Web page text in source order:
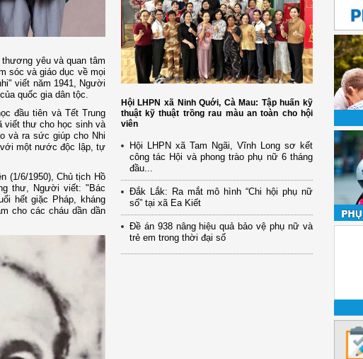
yêu và quan tâm
sóc và giáo dục về mọi
viết năm 1941, Người
quốc gia dân tộc.
đầu tiên và Tết Trung
viết thư cho học sinh và
và ra sức giúp cho Nhi
một nước độc lập, tự
(1/6/1950), Chủ tịch Hồ
thư, Người viết: "Bác
hết giặc Pháp, kháng
cho các cháu dần dần
Hội LHPN xã Ninh Quới, Cà Mau: Tập huấn kỹ
thuật kỹ thuật trồng rau màu an toàn cho hội
viên
Hội LHPN xã Tam Ngãi, Vĩnh Long sơ kết
công tác Hội và phong trào phụ nữ 6 tháng
đầu...
Đắk Lắk: Ra mắt mô hình “Chi hội phụ nữ
số” tại xã Ea Kiết
Đề án 938 nâng hiệu quả bảo vệ phụ nữ và
trẻ em trong thời đại số